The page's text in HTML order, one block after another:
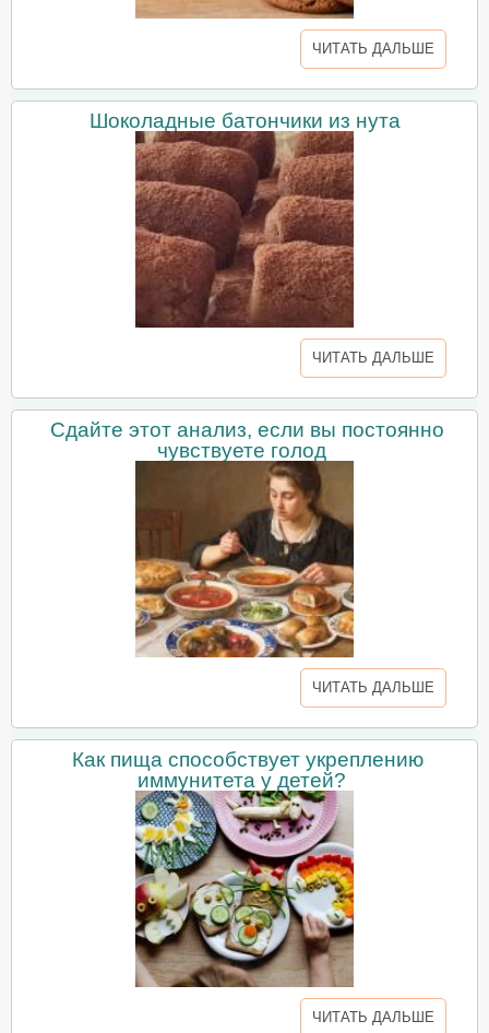
ЧИТАТЬ ДАЛЬШЕ
Шоколадные батончики из нута
ЧИТАТЬ ДАЛЬШЕ
Сдайте этот анализ, если вы постоянно
чувствуете голод
ЧИТАТЬ ДАЛЬШЕ
Как пища способствует укреплению
иммунитета у детей?
ЧИТАТЬ ДАЛЬШЕ